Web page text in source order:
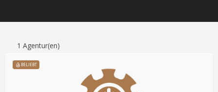
1 Agentur(en)
BELIEBT